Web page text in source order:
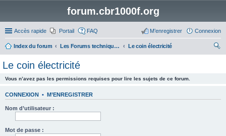
forum.cbr1000f.org
Accès rapide Portail FAQ Connexion
M’enregistrer
Index du forum Les Forums techniques des motos autres que le CBR 1000F
Le coin électricité
Le coin électricité
Vous n’avez pas les permissions requises pour lire les sujets de ce forum.
CONNEXION • M’ENREGISTRER
Nom d’utilisateur :
Mot de passe :